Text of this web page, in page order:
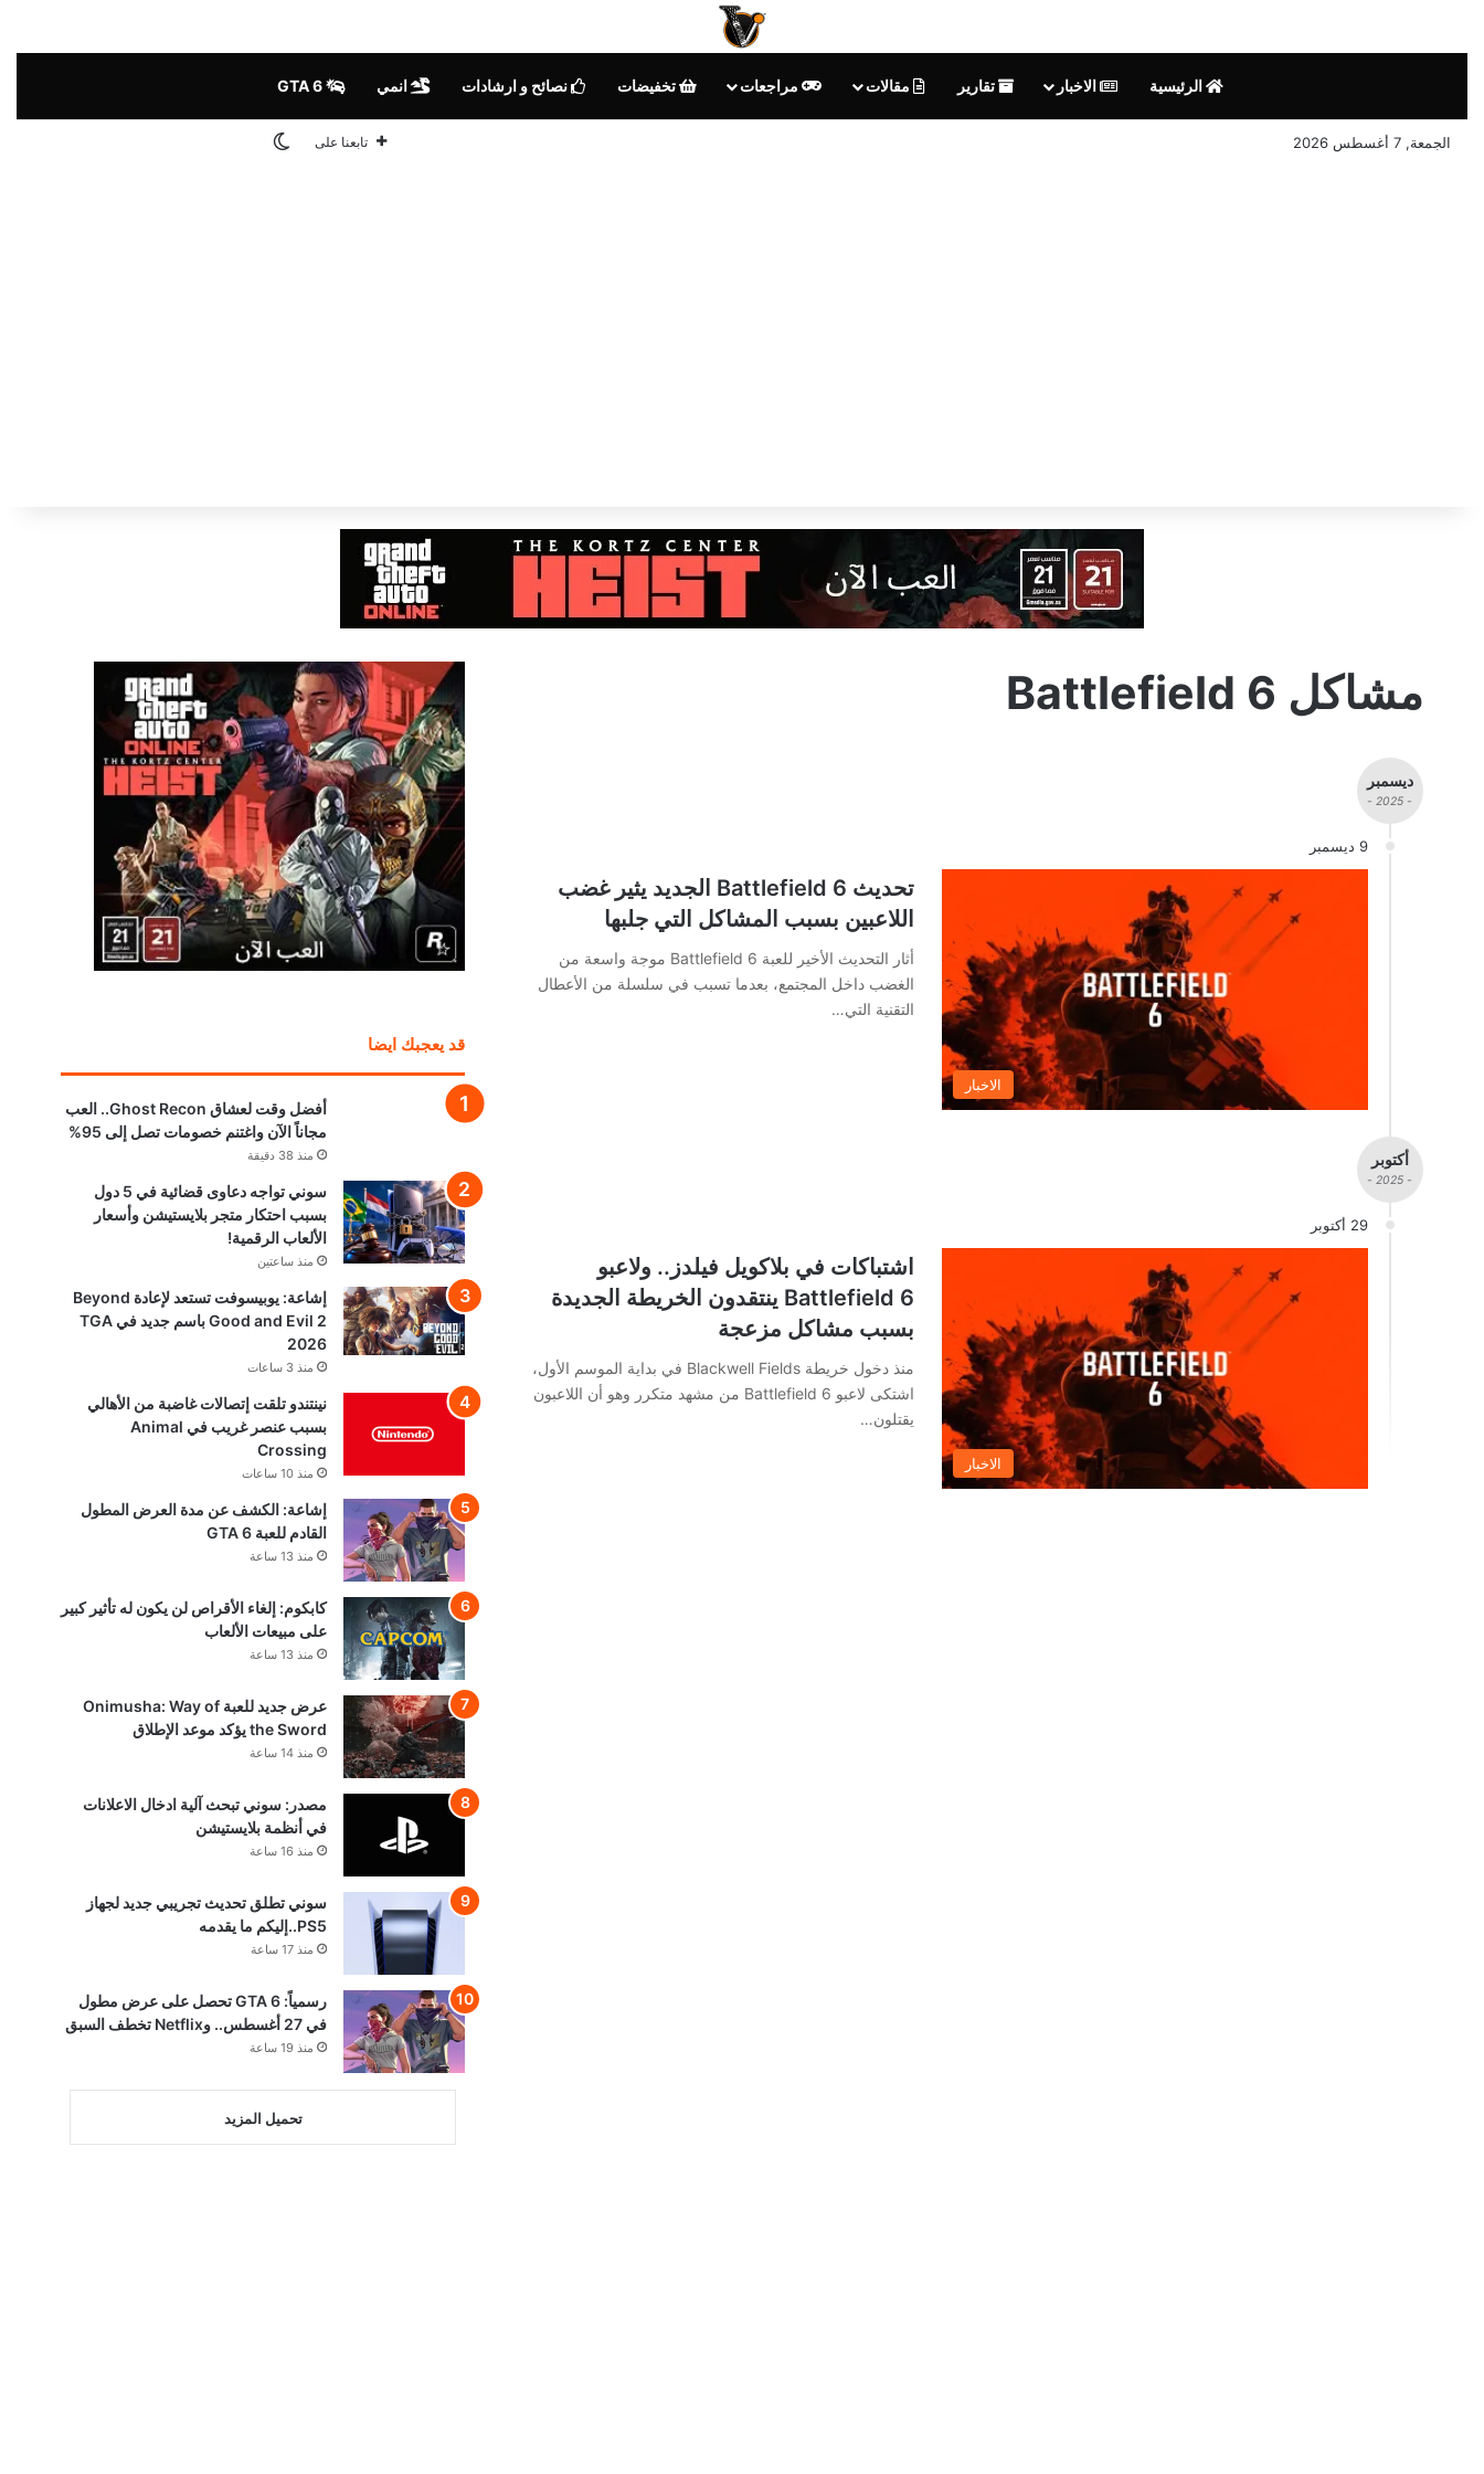
الرئيسية الاخبار تقارير مقالات مراجعات تخفيضات نصائح و ارشادات انمي
الجمعة, 7 أغسطس 2026 تابعنا على الوضع المظلم
مشاكل Battlefield 6
ديسمبر
- 2025 -
9 ديسمبر
الاخبار
تحديث Battlefield 6 الجديد يثير غضب
اللاعبين بسبب المشاكل التي جلبها
أثار التحديث الأخير للعبة Battlefield 6 موجة واسعة من
الغضب داخل المجتمع، بعدما تسبب في سلسلة من الأعطال
التقنية التي…
أكتوبر
- 2025 -
29 أكتوبر
الاخبار
اشتباكات في بلاكويل فيلدز.. ولاعبو
Battlefield 6 ينتقدون الخريطة الجديدة
بسبب مشاكل مزعجة
منذ دخول خريطة Blackwell Fields في بداية الموسم الأول،
اشتكى لاعبو Battlefield 6 من مشهد متكرر وهو أن اللاعبون
يقتلون…
قد يعجبك ايضا
أفضل وقت لعشاق Ghost Recon.. العب
مجاناً الآن واغتنم خصومات تصل إلى 95%
منذ 38 دقيقة
سوني تواجه دعاوى قضائية في 5 دول
بسبب احتكار متجر بلايستيشن وأسعار
الألعاب الرقمية!
منذ ساعتين
إشاعة: يوبيسوفت تستعد لإعادة Beyond
Good and Evil 2 باسم جديد في TGA
2026
منذ 3 ساعات
نينتندو تلقت إتصالات غاضبة من الأهالي
بسبب عنصر غريب في Animal
Crossing
منذ 10 ساعات
إشاعة: الكشف عن مدة العرض المطول
القادم للعبة GTA 6
منذ 13 ساعة
كابكوم: إلغاء الأقراص لن يكون له تأثير كبير
على مبيعات الألعاب
منذ 13 ساعة
عرض جديد للعبة Onimusha: Way of
the Sword يؤكد موعد الإطلاق
منذ 14 ساعة
مصدر: سوني تبحث آلية ادخال الاعلانات
في أنظمة بلايستيشن
منذ 16 ساعة
سوني تطلق تحديث تجريبي جديد لجهاز
PS5..إليكم ما يقدمه
منذ 17 ساعة
رسمياً: GTA 6 تحصل على عرض مطول
في 27 أغسطس.. وNetflix تخطف السبق
منذ 19 ساعة
تحميل المزيد